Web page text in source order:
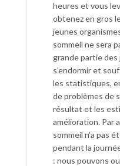
heures et vous
obtenez en gros
jeunes
sommeil ne sera
grande partie
s'endormir et
les statistiques,
de problèmes de
résultat et les
amélioration. Par
sommeil n'a pas
pendant la
: nous pouvons